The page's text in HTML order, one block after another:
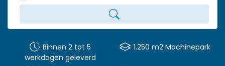
Accessoires
Binnen 2 tot 5
werkdagen geleverd
1.250 m2 Machinepark